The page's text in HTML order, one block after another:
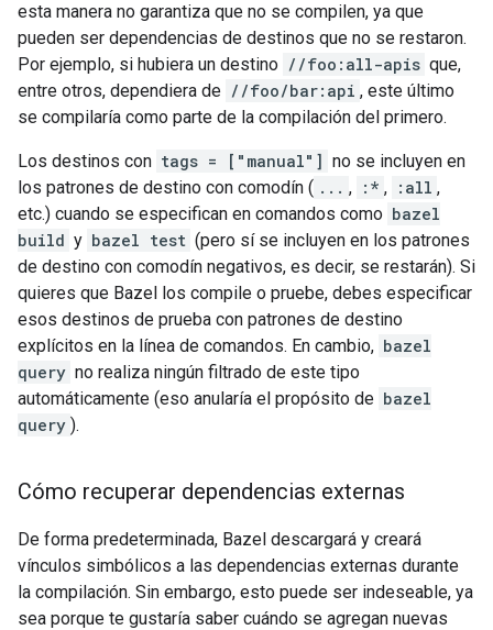
esta manera no garantiza que no se compilen, ya que
pueden ser dependencias de destinos que no se restaron.
Por ejemplo, si hubiera un destino //foo:all-apis que,
entre otros, dependiera de //foo/bar:api , este último
se compilaría como parte de la compilación del primero.
Los destinos con tags = ["manual"] no se incluyen en
los patrones de destino con comodín ( ... , :* , :all ,
etc.) cuando se especifican en comandos como bazel
build y bazel test (pero sí se incluyen en los patrones
de destino con comodín negativos, es decir, se restarán). Si
quieres que Bazel los compile o pruebe, debes especificar
esos destinos de prueba con patrones de destino
explícitos en la línea de comandos. En cambio, bazel
query no realiza ningún filtrado de este tipo
automáticamente (eso anularía el propósito de bazel
query ).
Cómo recuperar dependencias externas
De forma predeterminada, Bazel descargará y creará
vínculos simbólicos a las dependencias externas durante
la compilación. Sin embargo, esto puede ser indeseable, ya
sea porque te gustaría saber cuándo se agregan nuevas